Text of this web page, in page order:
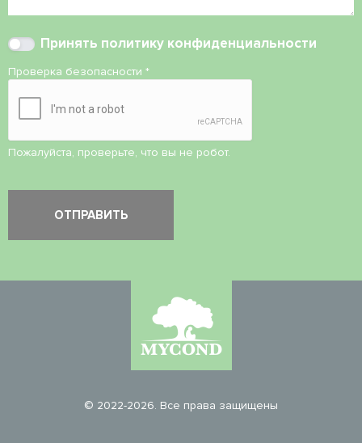
Принять политику конфиденциальности
Проверка безопасности *
Пожалуйста, проверьте, что вы не робот.
© 2022-2026. Все права защищены